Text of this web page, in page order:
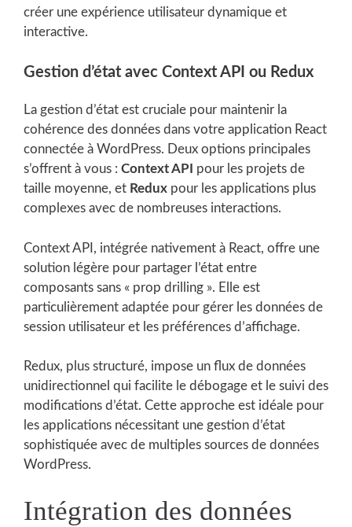
créer une expérience utilisateur dynamique et
interactive.
Gestion d’état avec Context API ou Redux
La gestion d’état est cruciale pour maintenir la
cohérence des données dans votre application React
connectée à WordPress. Deux options principales
s’offrent à vous : Context API
pour les projets de
taille moyenne, et Redux pour les applications plus
complexes avec de nombreuses interactions.
Context API, intégrée nativement à React, offre une
solution légère pour partager l’état entre
composants sans « prop drilling ». Elle est
particulièrement adaptée pour gérer les données de
session utilisateur et les préférences d’affichage.
Redux, plus structuré, impose un flux de données
unidirectionnel qui facilite le débogage et le suivi des
modifications d’état. Cette approche est idéale pour
les applications nécessitant une gestion d’état
sophistiquée avec de multiples sources de données
WordPress.
Intégration des données